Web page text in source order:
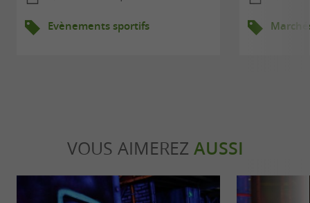
Evènements sportifs
VOUS AIMEREZ AUSSI